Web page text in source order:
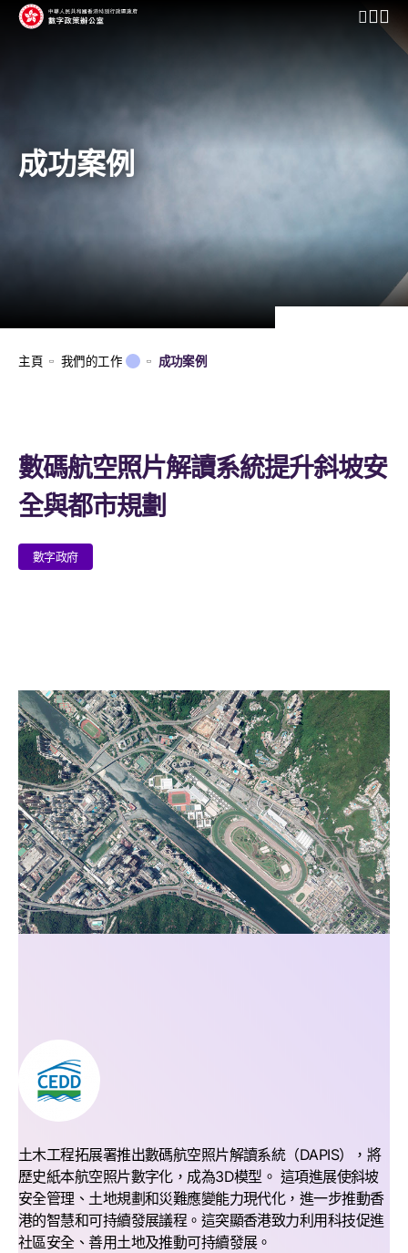
開啟行
成功案例
主頁 我們的工作 成功案例
數碼航空照片解讀系統提升斜坡安
全與都市規劃
數字政府
土木工程拓展署推出數碼航空照片解讀系統（DAPIS），將
歷史紙本航空照片數字化，成為3D模型。 這項進展使斜坡
安全管理、土地規劃和災難應變能力現代化，進一步推動香
港的智慧和可持續發展議程。這突顯香港致力利用科技促進
社區安全、善用土地及推動可持續發展。